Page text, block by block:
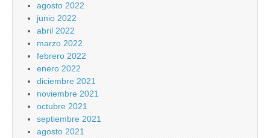
agosto 2022
junio 2022
abril 2022
marzo 2022
febrero 2022
enero 2022
diciembre 2021
noviembre 2021
octubre 2021
septiembre 2021
agosto 2021